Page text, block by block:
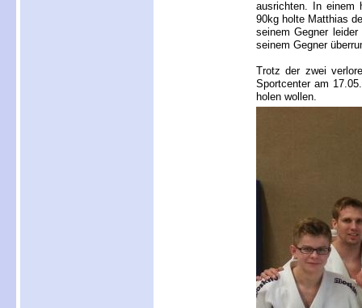
ausrichten. In einem
90kg holte Matthias
seinem Gegner
seinem Gegner
Trotz der zwei
Sportcenter am
holen wollen.